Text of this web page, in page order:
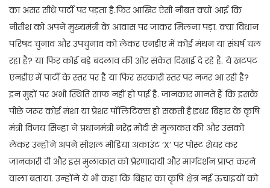
का असर सीधे पार्टी पर पड़ता है.फिर आखिर ऐसी नौबत क्यों आई कि
नीतीश को अपने मुख्यमंत्री के आवास पर जाकर मिलना पड़ा. क्या विधान
परिषद चुनाव और उपचुनाव को लेकर एनडीए में कोई मंथन या संघर्ष चल
रहा है? या फिर कोई बड़े बदलाव की ओर संकेत दिखाई दे रहे हैं. ये खटपट
एनडीए में पार्टी के स्तर पर है या फिर सरकारी स्तर पर नजर आ रही है?
इन मुद्दों पर अभी स्थिति साफ नहीं हो पाई है. जानकार मानते हैं कि इसके
पीछे जरूर कोई मंशा या प्रेशर पॉलिटिक्स हो सकती है।इधर बिहार के कृषि
मंत्री विजय सिन्हा ने प्रधानमंत्री नरेंद्र मोदी से मुलाकत की और उसको
लेकर उन्होंने अपने सोशल मीडिया अकाउंट ‘X’ पर पोस्ट शेयर कर
जानकारी दी और इस मुलाकात को प्रेरणादायी और मार्गदर्शन प्राप्त करने
वाला बताया. उन्होंने ये भी कहा कि बिहार का कृषि क्षेत्र नई ऊंचाइयों को